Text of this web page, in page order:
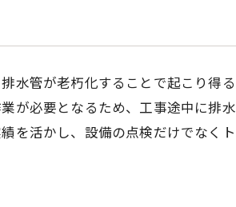
水管が老朽化することで起こり得
が必要となるため、工事途中に排
を活かし、設備の点検だけでなく